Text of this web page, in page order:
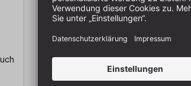
Abstandshalter für sauter
Korpuszwingen (2 Stück)
Abstandshalter für Sauter
Korpuszwingen (2 Stück ) | praktisch |
einfach | schützt die Zwinge